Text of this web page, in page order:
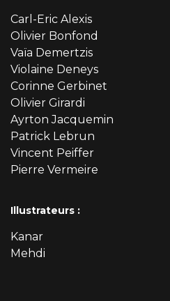
Carl-Eric Alexis
Olivier Bonfond
Vaïa Demertzis
Violaine Deneys
Corinne Gerbinet
Olivier Girardi
Ayrton Jacquemin
Patrick Lebrun
Vincent Peiffer
Pierre Vermeire
Illustrateurs :
Kanar
Mehdi